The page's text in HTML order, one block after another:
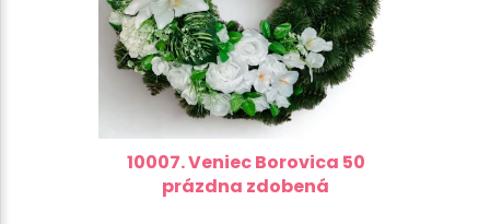
10007. Veniec Borovica 50
prázdna zdobená